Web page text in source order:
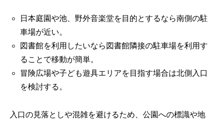
日本庭園や池、野外音楽堂を目的とするなら南側の駐
車場が近い。
図書館を利用したいなら図書館隣接の駐車場を利用す
ることで移動が簡単。
冒険広場や子ども遊具エリアを目指す場合は北側入口
を検討する。
入口の見落としや混雑を避けるため、公園への標識や地